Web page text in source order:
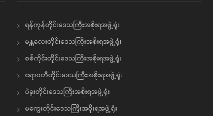
ရန်ကုန်တိုင်းဒေသကြီးအစိုးရအဖွဲ့ရုံး
မန္တလေးတိုင်းဒေသကြီးအစိုးရအဖွဲ့ရုံး
စစ်ကိုင်းတိုင်းဒေသကြီးအစိုးရအဖွဲ့ရုံး
ဧရာဝတီတိုင်းဒေသကြီးအစိုးရအဖွဲ့ရုံး
ပဲခူးတိုင်းဒေသကြီးအစိုးရအဖွဲ့ရုံး
မကွေးတိုင်းဒေသကြီးအစိုးရအဖွဲ့ရုံး